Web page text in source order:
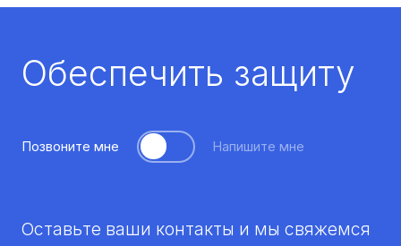
Обеспечить защиту
Позвоните мне Напишите мне
Оставьте ваши контакты и мы свяжемся